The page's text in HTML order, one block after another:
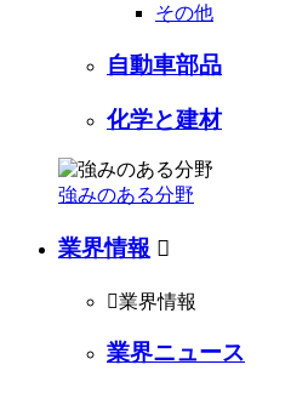
その他
自動車部品
化学と建材
強みのある分野
業界情報 
業界情報
業界ニュース